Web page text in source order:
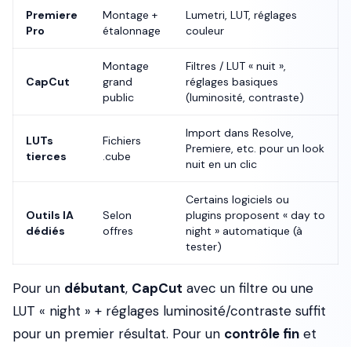
Premiere
Pro
Montage +
étalonnage
Lumetri, LUT, réglages
couleur
CapCut
Montage
grand
public
Filtres / LUT « nuit »,
réglages basiques
(luminosité, contraste)
LUTs
tierces
Fichiers
.cube
Import dans Resolve,
Premiere, etc. pour un look
nuit en un clic
Outils IA
dédiés
Selon
offres
Certains logiciels ou
plugins proposent « day to
night » automatique (à
tester)
Pour un débutant, CapCut avec un filtre ou une
LUT « night » + réglages luminosité/contraste suffit
pour un premier résultat. Pour un contrôle fin et